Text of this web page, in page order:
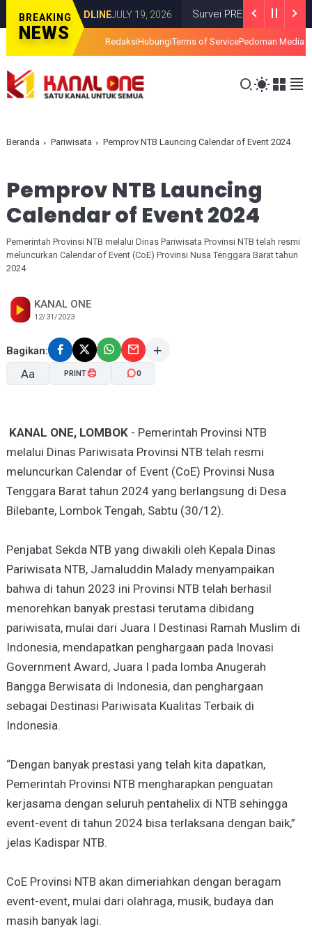
BREAKING
NEWS
HEADLINEJULY 19, 2026 Survei PRESiSI: 74,2 Persen
RedaksiHubungiTerms of ServicePedoman Media
Beranda Pariwisata Pemprov NTB Launcing Calendar of Event 2024
Pemprov NTB Launcing
Calendar of Event 2024
Pemerintah Provinsi NTB melalui Dinas Pariwisata Provinsi NTB telah resmi
meluncurkan Calendar of Event (CoE) Provinsi Nusa Tenggara Barat tahun
2024
KANAL ONE
12/31/2023
Bagikan:
Aa
A- A+
PRINT 0
KANAL ONE, LOMBOK- Pemerintah Provinsi NTB
melalui Dinas Pariwisata Provinsi NTB telah resmi
meluncurkan Calendar of Event (CoE) Provinsi Nusa
Tenggara Barat tahun 2024 yang berlangsung di Desa
Bilebante, Lombok Tengah, Sabtu (30/12).
Penjabat Sekda NTB yang diwakili oleh Kepala Dinas
Pariwisata NTB, Jamaluddin Malady menyampaikan
bahwa di tahun 2023 ini Provinsi NTB telah berhasil
menorehkan banyak prestasi terutama dibidang
pariwisata, mulai dari Juara I Destinasi Ramah Muslim di
Indonesia, mendapatkan penghargaan pada Inovasi
Government Award, Juara I pada lomba Anugerah
Bangga Berwisata di Indonesia, dan penghargaan
sebagai Destinasi Pariwisata Kualitas Terbaik di
Indonesia.
“Dengan banyak prestasi yang telah kita dapatkan,
Pemerintah Provinsi NTB mengharapkan penguatan
kerjasama dengan seluruh pentahelix di NTB sehingga
event-event di tahun 2024 bisa terlaksana dengan baik,”
jelas Kadispar NTB.
CoE Provinsi NTB akan dimeriahkan dengan beragam
event-event, mulai dari olahraga, musik, budaya dan
masih banyak lagi.